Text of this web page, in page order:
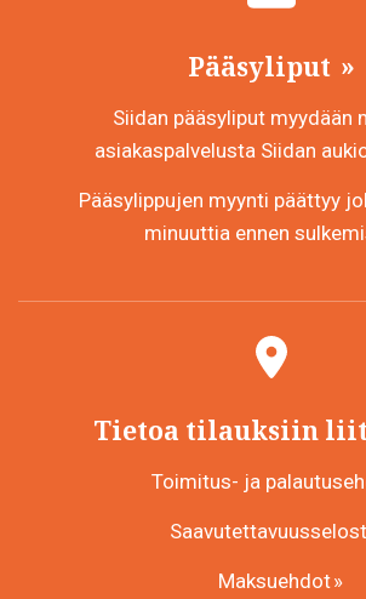
Pääsyliput
Siidan pääsyliput myydään
asiakaspalvelusta Siidan
Pääsylippujen myynti päättyy
minuuttia ennen
Tietoa tilauksiin
Toimitus- ja
Maksuehdot